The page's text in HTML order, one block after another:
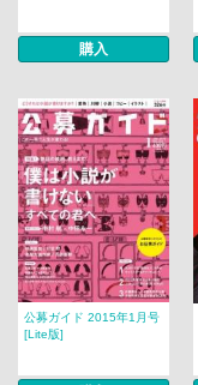
購入
公募ガイド 2015年1月号
[Lite版]